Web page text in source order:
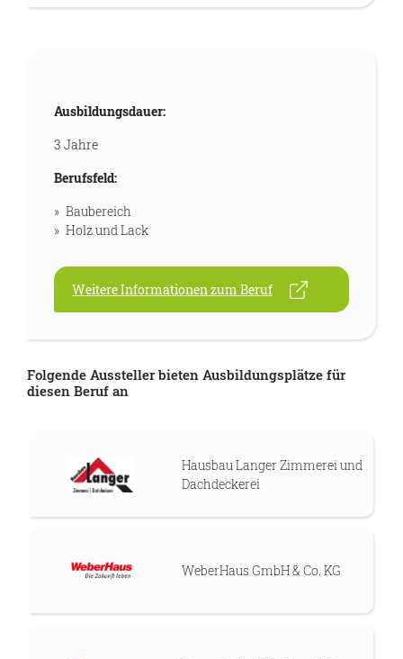
Ausbildungsdauer:
3 Jahre
Berufsfeld:
Baubereich
Holz und Lack
Weitere Informationen zum Beruf
Folgende Aussteller bieten Ausbildungsplätze für
diesen Beruf an
Hausbau Langer Zimmerei und
Dachdeckerei
WeberHaus GmbH & Co. KG